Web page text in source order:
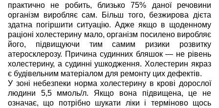
практично не робить, близько 75% даної речовини
організм виробляє сам. Більш того, безжирова дієта
здатна погіршити ситуацію. Адже якщо в щоденному
раціоні холестерину мало, організм посилено виробляє
його, підвищуючи тим самим ризики розвитку
атеросклерозу. Причина судинних бляшок — не рівень
холестерину, а судинні ушкодження. Холестерин якраз
є будівельним матеріалом для ремонту цих дефектів.
У зоні небезпеки норма холестерину в крові дорослої
людини 5,5 ммоль/л. Якщо вона підвищена, це не
означає, що потрібно шукати ліки і терміново щось